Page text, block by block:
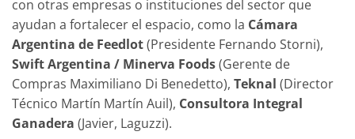
con otras empresas o instituciones del sector que
ayudan a fortalecer el espacio, como la Cámara
Argentina de Feedlot(Presidente Fernando Storni),
Swift Argentina / Minerva Foods(Gerente de
Compras Maximiliano Di Benedetto), Teknal (Director
Técnico Martín Martín Auil), Consultora Integral
Ganadera (Javier, Laguzzi).